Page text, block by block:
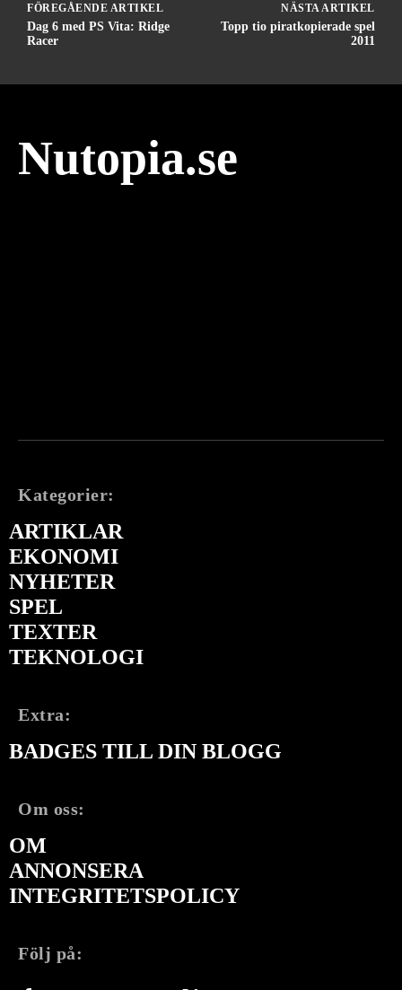
FÖREGÅENDE ARTIKEL
Dag 6 med PS Vita: Ridge
Racer
NÄSTA ARTIKEL
Topp tio piratkopierade spel
2011
Nutopia.se
Kategorier:
ARTIKLAR
EKONOMI
NYHETER
SPEL
TEXTER
TEKNOLOGI
Extra:
BADGES TILL DIN BLOGG
Om oss:
OM
ANNONSERA
INTEGRITETSPOLICY
Följ på: